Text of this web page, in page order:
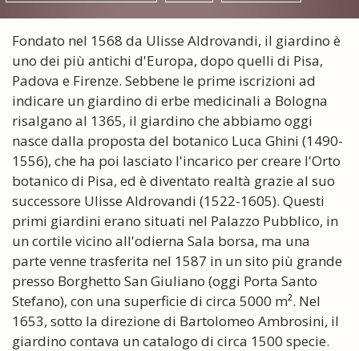
Fondato nel 1568 da Ulisse Aldrovandi, il giardino è
uno dei più antichi d'Europa, dopo quelli di Pisa,
Padova e Firenze. Sebbene le prime iscrizioni ad
indicare un giardino di erbe medicinali a Bologna
risalgano al 1365, il giardino che abbiamo oggi
nasce dalla proposta del botanico Luca Ghini (1490-
1556), che ha poi lasciato l'incarico per creare l'Orto
botanico di Pisa, ed è diventato realtà grazie al suo
successore Ulisse Aldrovandi (1522-1605). Questi
primi giardini erano situati nel Palazzo Pubblico, in
un cortile vicino all'odierna Sala borsa, ma una
parte venne trasferita nel 1587 in un sito più grande
presso Borghetto San Giuliano (oggi Porta Santo
Stefano), con una superficie di circa 5000 m². Nel
1653, sotto la direzione di Bartolomeo Ambrosini, il
giardino contava un catalogo di circa 1500 specie.